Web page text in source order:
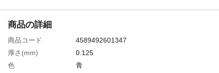
商品の詳細
商品コード
4589492601347
厚さ(mm)
0.125
色
青